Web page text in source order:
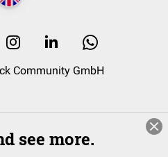
Community GmbH
see more.